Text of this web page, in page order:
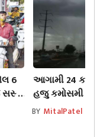
6
સસ્તું
આગામી 24
હજુ કમોસમી
આજથી 31મી
BY MitalPatel